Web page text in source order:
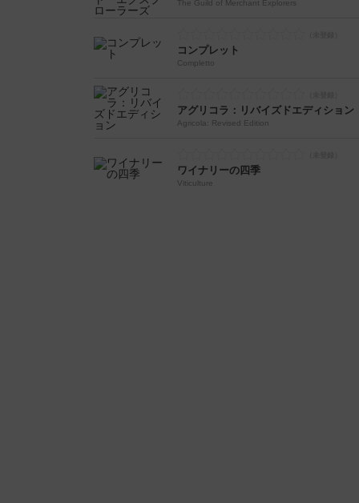
The Guild of Merchant Explorers
コンプレット
Completto
アグリコラ：リバイズドエディション
Agricola: Revised Edition
ワイナリーの四季
Viticulture